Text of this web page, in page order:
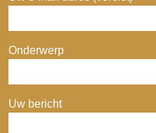
Onderwerp
Uw bericht